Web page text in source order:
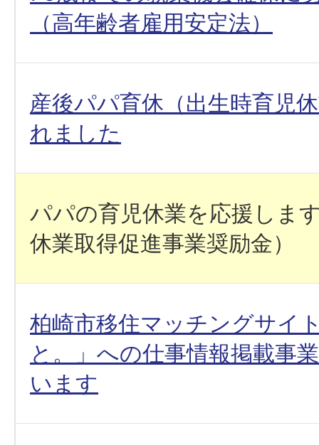
（高年齢者雇用安定法）
産後パパ育休（出生時育児
れました
パパの育児休業を応援しま
休業取得促進事業奨励金）
柏崎市移住マッチングサイ
と。」への仕事情報掲載事
います